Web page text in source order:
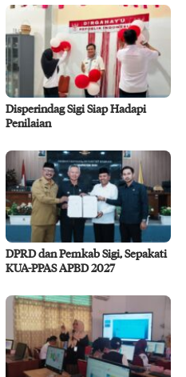
Disperindag Sigi Siap Hadapi
Penilaian
DPRD dan Pemkab Sigi, Sepakati
KUA-PPAS APBD 2027